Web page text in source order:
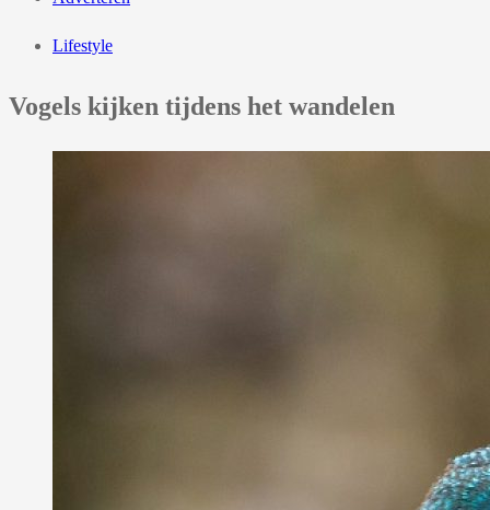
Lifestyle
Vogels kijken tijdens het wandelen